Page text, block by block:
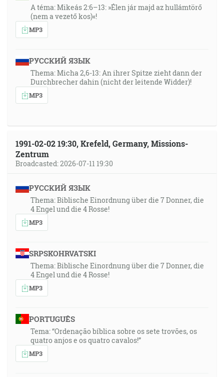
A téma: Mikeás 2:6–13: »Élen jár majd az hullámtörő
(nem a vezető kos)«!
MP3
РУССКИЙ ЯЗЫК
Thema: Micha 2,6-13: An ihrer Spitze zieht dann der
Durchbrecher dahin (nicht der leitende Widder)!
MP3
1991-02-02 19:30, Krefeld, Germany, Missions-
Zentrum
Broadcasted: 2026-07-11 19:30
РУССКИЙ ЯЗЫК
Thema: Biblische Einordnung über die 7 Donner, die
4 Engel und die 4 Rosse!
MP3
SRPSKOHRVATSKI
Thema: Biblische Einordnung über die 7 Donner, die
4 Engel und die 4 Rosse!
MP3
PORTUGUÊS
Tema: “Ordenação bíblica sobre os sete trovões, os
quatro anjos e os quatro cavalos!”
MP3